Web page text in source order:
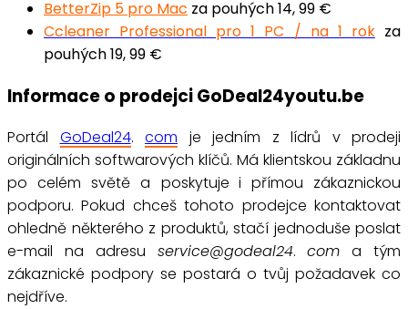
BetterZip 5 pro Mac za pouhých 14, 99 €
Ccleaner Professional pro 1 PC / na 1 rokza
pouhých 19, 99 €
Informace o prodejci GoDeal24youtu.be
Portál GoDeal24. com je jedním z lídrů v prodeji
originálních softwarových klíčů. Má klientskou základnu
po celém světě a poskytuje i přímou zákaznickou
podporu. Pokud chceš tohoto prodejce kontaktovat
ohledně některého z produktů, stačí jednoduše poslat
e-mail na adresu service@godeal24.com a tým
zákaznické podpory se postará o tvůj požadavek co
nejdříve.